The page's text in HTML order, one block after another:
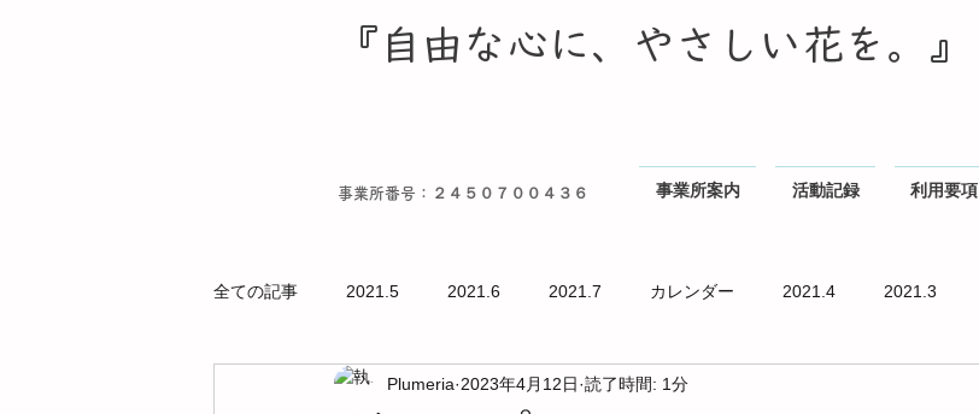
​『自由な心に、やさしい花を。』​
事業所番号：２４５０７００４３６ 事業所案内 活動記録 利用要項
全ての記事 2021.5 2021.6 2021.7 カレンダー 2021.4 2021.3
Plumeria 2023年4月12日 読了時間: 1分